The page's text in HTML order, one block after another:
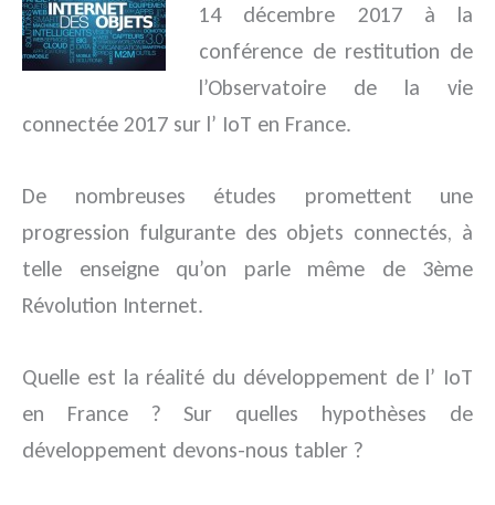
14 décembre 2017 à la
conférence de restitution de
l’Observatoire de la vie
connectée 2017 sur l’ IoT en France.
De nombreuses études promettent une
progression fulgurante des objets connectés, à
telle enseigne qu’on parle même de 3ème
Révolution Internet.
Quelle est la réalité du développement de l’ IoT
en France ? Sur quelles hypothèses de
développement devons-nous tabler ?